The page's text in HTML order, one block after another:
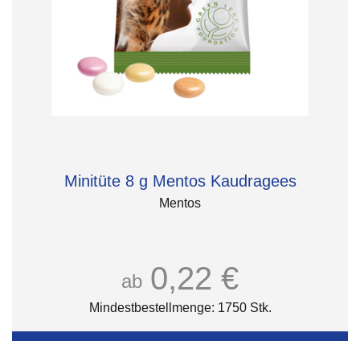
Minitüte 8 g Mentos Kaudragees
Mentos
ab 0,22 €
Mindestbestellmenge: 1750 Stk.